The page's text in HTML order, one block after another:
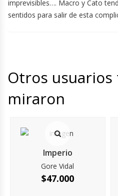
imprevisibles…. Macro y Cato
sentidos para salir de esta
Otros
miraron
Imperio
Gore Vidal
$47.000